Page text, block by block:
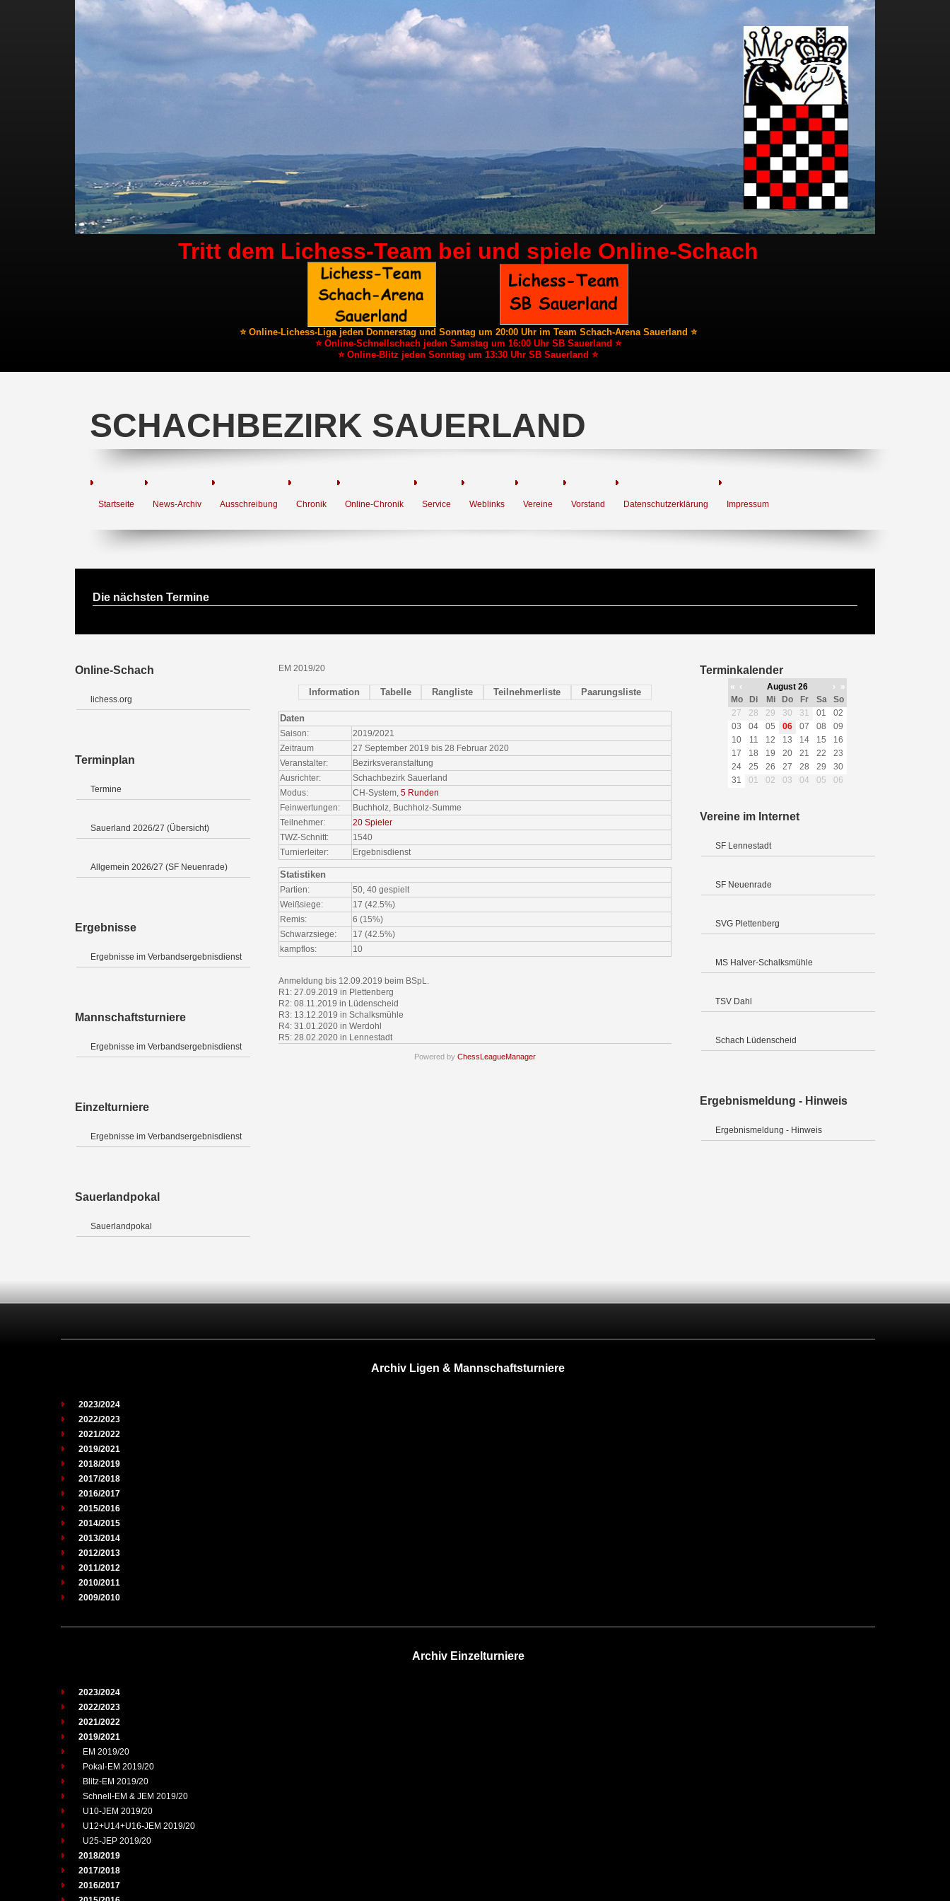
Tritt dem Lichess-Team bei und spiele Online-Schach
⭐ Online-Lichess-Liga jeden Donnerstag und Sonntag um 20:00 Uhr im Team Schach-Arena Sauerland ⭐
⭐ Online-Schnellschach jeden Samstag um 16:00 Uhr SB Sauerland ⭐
⭐ Online-Blitz jeden Sonntag um 13:30 Uhr SB Sauerland ⭐
SCHACHBEZIRK SAUERLAND
Startseite News-Archiv Ausschreibung Chronik Online-Chronik Service Weblinks Vereine Vorstand Datenschutzerklärung Impressum
Die nächsten Termine
Online-Schach
lichess.org
Terminplan
Termine
Sauerland 2026/27 (Übersicht)
Allgemein 2026/27 (SF Neuenrade)
Ergebnisse
Ergebnisse im Verbandsergebnisdienst
Mannschaftsturniere
Ergebnisse im Verbandsergebnisdienst
Einzelturniere
Ergebnisse im Verbandsergebnisdienst
Sauerlandpokal
Sauerlandpokal
EM 2019/20
Information Tabelle Rangliste Teilnehmerliste Paarungsliste
Daten
Saison:
2019/2021
Zeitraum
27 September 2019 bis 28 Februar 2020
Veranstalter:
Bezirksveranstaltung
Ausrichter:
Schachbezirk Sauerland
Modus:
CH-System,5 Runden
Feinwertungen:
Buchholz, Buchholz-Summe
Teilnehmer:
20 Spieler
TWZ-Schnitt:
1540
Turnierleiter:
Ergebnisdienst
Statistiken
Partien:
50, 40 gespielt
Weißsiege:
17 (42.5%)
Remis:
6 (15%)
Schwarzsiege:
17 (42.5%)
kampflos:
10
Anmeldung bis 12.09.2019 beim BSpL.
R1: 27.09.2019 in Plettenberg
R2: 08.11.2019 in Lüdenscheid
R3: 13.12.2019 in Schalksmühle
R4: 31.01.2020 in Werdohl
R5: 28.02.2020 in Lennestadt
Powered by ChessLeagueManager
Terminkalender
« ‹ August 26 ›
»
Mo
Di Mi Do Fr Sa
So
27
28 29 30 31 01
02
03
04 05 06 07 08
09
10
11 12 13 14 15
16
17
18 19 20 21 22
23
24
25 26 27 28 29
30
31
01 02 03 04 05 06
Vereine im Internet
SF Lennestadt
SF Neuenrade
SVG Plettenberg
MS Halver-Schalksmühle
TSV Dahl
Schach Lüdenscheid
Ergebnismeldung - Hinweis
Ergebnismeldung - Hinweis
Archiv Ligen & Mannschaftsturniere
2023/2024
2022/2023
2021/2022
2019/2021
2018/2019
2017/2018
2016/2017
2015/2016
2014/2015
2013/2014
2012/2013
2011/2012
2010/2011
2009/2010
Archiv Einzelturniere
2023/2024
2022/2023
2021/2022
2019/2021
EM 2019/20
Pokal-EM 2019/20
Blitz-EM 2019/20
Schnell-EM & JEM 2019/20
U10-JEM 2019/20
U12+U14+U16-JEM 2019/20
U25-JEP 2019/20
2018/2019
2017/2018
2016/2017